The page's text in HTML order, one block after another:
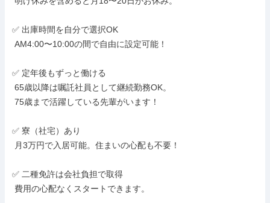
✅ 出庫時間を自分で選択OK
✅ 定年後もずっと働ける
✅ 寮（社宅）あり
✅ 二種免許は会社負担で取得